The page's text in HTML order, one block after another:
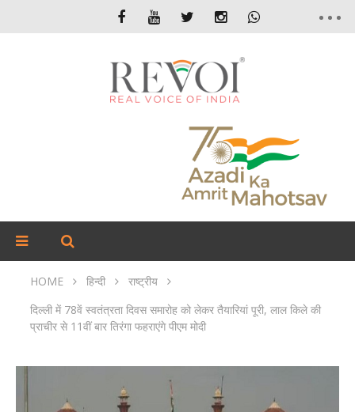
HOME हिन्दी
राष्ट्रीय
दिल्ली में 78वें स्वतंत्रता दिवस समारोह को लेकर तैयारियां पूरी, लाल किले की
प्राचीर से 11वीं बार तिरंगा फहराएंगे पीएम मोदी